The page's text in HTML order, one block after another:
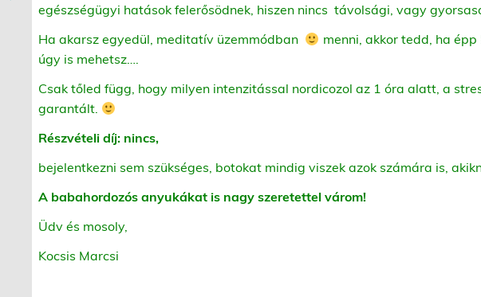
egészségügyi hatások felerősödnek, hiszen nincs távolsági, vagy
Ha akarsz egyedül, meditatív üzemmódban
menni, akkor tedd, ha
úgy is mehetsz….
Csak tőled függ, hogy milyen intenzitással nordicozol az 1 óra alatt, a
garantált.
Részvételi díj: nincs,
bejelentkezni sem szükséges, botokat mindig viszek azok számára is,
A babahordozós anyukákat is nagy szeretettel várom!
Üdv és mosoly,
Kocsis Marcsi